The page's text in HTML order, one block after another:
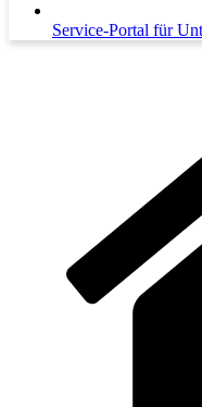
Service-Portal für